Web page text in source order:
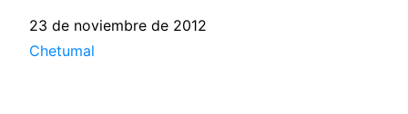
Fecha
23 de noviembre de 2012
Respecto a
Chetumal